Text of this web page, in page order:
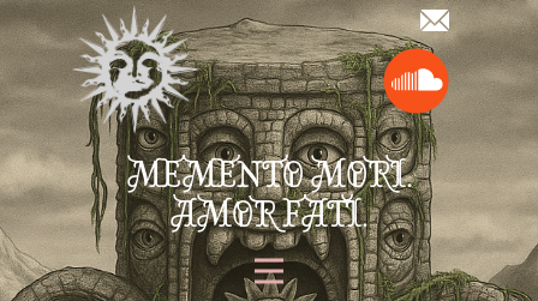
MEMENTO MORI.
AMOR FATI.